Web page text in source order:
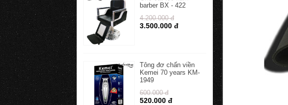
barber BX - 422
4.200.000 đ
3.500.000 đ
Tông đơ chấn viền
Kemei 70 years KM-
1949
600.000 đ
520.000 đ